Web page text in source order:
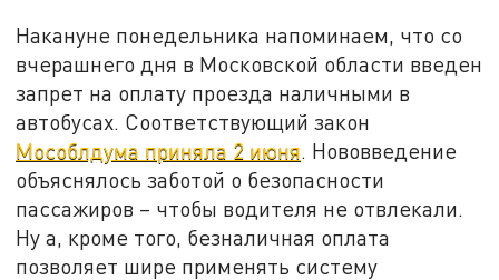
Накануне понедельника напоминаем, что со
вчерашнего дня в Московской области введен
запрет на оплату проезда наличными в
автобусах. Соответствующий закон
Мособлдума приняла 2 июня. Нововведение
объяснялось заботой о безопасности
пассажиров – чтобы водителя не отвлекали.
Ну а, кроме того, безналичная оплата
позволяет шире применять систему